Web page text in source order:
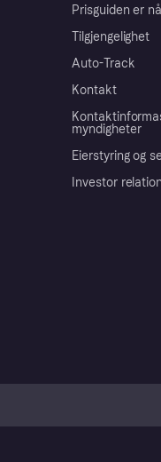
Prisguiden er
Tilgjengelighet
Auto-Track
Kontakt
myndigheter
Eierstyring og
Investor